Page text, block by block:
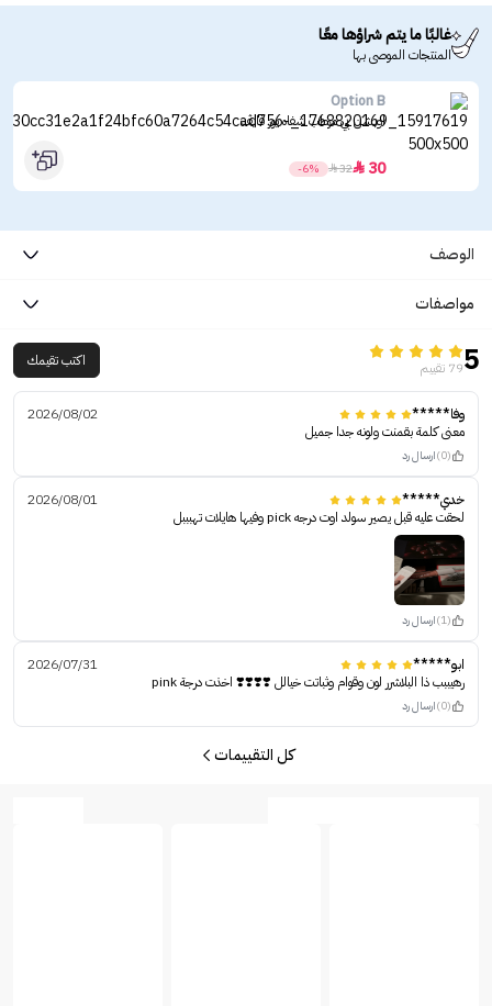
غالبًا ما يتم شراؤها معًا
المنتجات الموصى بها
Option B
اوبشن بي مرطب شفاه يور فايڤ
30

32

-6%
الوصف
مواصفات
579 تقييم اكتب تقيمك
وفا*****
2026/08/02
معنى كلمة بقمنت ولونه جدا جميل
(0) ارسال رد
خدي*****
2026/08/01
لحقت عليه قبل يصير سولد اوت درجه pick وفيها هايلات تهبببل
(1) ارسال رد
ابو*****
2026/07/31
رهيببب ذا البلاشرر لون وقوام وثباتت خيالل ❣️❣️❣️❣️ اخذت درجة pink
(0) ارسال رد
كل التقييمات